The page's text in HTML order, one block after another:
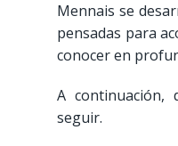
Mennais se
pensadas para
conocer en
A continuación,
seguir.